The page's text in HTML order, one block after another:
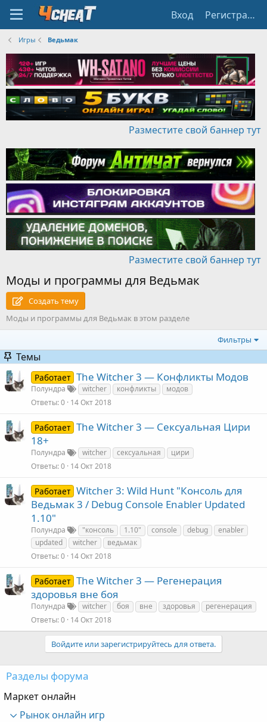
Вход Регистрация
Игры Ведьмак
Разместите свой баннер тут
Разместите свой баннер тут
Моды и программы для Ведьмак
Создать тему
Моды и программы для Ведьмак в этом разделе
Фильтры
Темы
Работает The Witcher 3 — Конфликты Модов
Полундра witcher конфликты
модов
Ответы 0 14 Окт 2018
Работает The Witcher 3 — Сексуальная Цири
18+
Полундра witcher сексуальная
цири
Ответы 0 14 Окт 2018
Работает Witcher 3: Wild Hunt "Консоль для
Ведьмак 3 / Debug Console Enabler Updated
1.10"
Полундра "консоль 1.10" console debug
enabler
updated
witcher
ведьмак
Ответы 0 14 Окт 2018
Работает The Witcher 3 — Регенерация
здоровья вне боя
Полундра witcher боя вне здоровья
регенерация
Ответы 0 14 Окт 2018
Войдите или зарегистрируйтесь для ответа.
Разделы форума
Маркет онлайн
Рынок онлайн игр